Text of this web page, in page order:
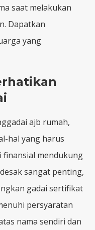
saat melakukan
Dapatkan
yang
ajb rumah,
hal yang harus
finansial mendukung
sangat penting,
gadai sertifikat
persyaratan
nama sendiri dan